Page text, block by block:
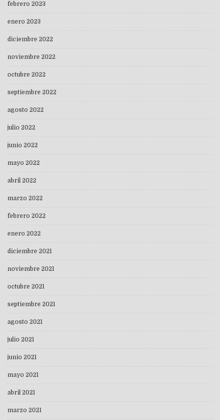
febrero 2023
enero 2023
diciembre 2022
noviembre 2022
octubre 2022
septiembre 2022
agosto 2022
julio 2022
junio 2022
mayo 2022
abril 2022
marzo 2022
febrero 2022
enero 2022
diciembre 2021
noviembre 2021
octubre 2021
septiembre 2021
agosto 2021
julio 2021
junio 2021
mayo 2021
abril 2021
marzo 2021